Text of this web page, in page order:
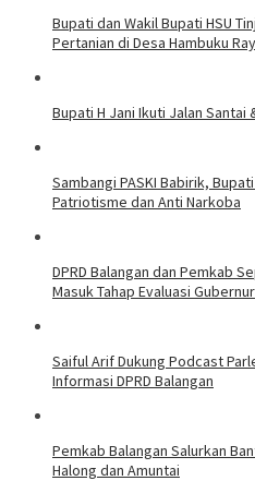
Bupati dan Wakil Bupati HSU
Pertanian di Desa Hambuku
Bupati H Jani Ikuti Jalan Santai
Sambangi PASKI Babirik,
Patriotisme dan Anti Narkoba
DPRD Balangan dan Pemkab
Masuk Tahap Evaluasi Gubernur
Saiful Arif Dukung Podcast
Informasi DPRD Balangan
Pemkab Balangan Salurkan
Halong dan Amuntai